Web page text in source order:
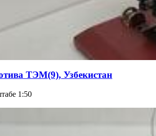
ТЭМ(9), Узбекистан
1:50